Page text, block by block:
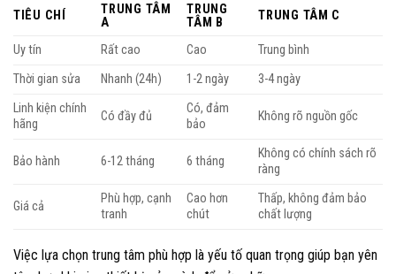
TIÊU CHÍ
TRUNG TÂM
A
TRUNG
TÂM B
TRUNG TÂM C
Uy tín Rất cao Cao
Trung bình
Thời gian sửa
Nhanh (24h) 1-2 ngày
3-4 ngày
Linh kiện chính
hãng
Có đầy đủ
Có, đảm
bảo
Không rõ nguồn gốc
Bảo hành 6-12 tháng 6 tháng
Không có chính sách rõ
ràng
Giá cả
Phù hợp, cạnh
tranh
Cao hơn
chút
Thấp, không đảm bảo
chất lượng
Việc lựa chọn trung tâm phù hợp là yếu tố quan trọng giúp bạn yên